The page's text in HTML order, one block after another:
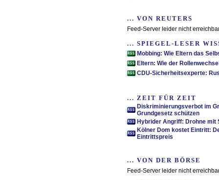
... VON REUTERS
Feed-Server leider nicht
... SPIEGEL-LESER
Mobbing: Wie Eltern das
Eltern: Wie der
CDU-Sicherheitsexperte:
... ZEIT FÜR ZEIT
Diskriminierungsverbot im
Grundgesetz schützen
Hybrider Angriff: Drohne mit
Kölner Dom kostet Eintritt:
Eintrittspreis
... VON DER BÖRSE
Feed-Server leider nicht